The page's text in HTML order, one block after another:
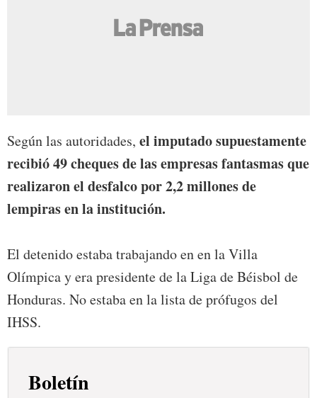
Según las autoridades, el imputado supuestamente
recibió 49 cheques de las empresas fantasmas que
realizaron el desfalco por 2,2 millones de
lempiras en la institución.
El detenido estaba trabajando en en la Villa
Olímpica y era presidente de la Liga de Béisbol de
Honduras. No estaba en la lista de prófugos del
IHSS.
Boletín